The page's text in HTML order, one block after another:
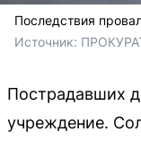
Последствия
Источник:
Пострадавших
учреждение.